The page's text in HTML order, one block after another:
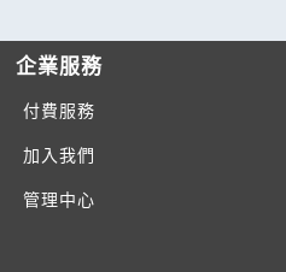
企業服務
付費服務
加入我們
管理中心